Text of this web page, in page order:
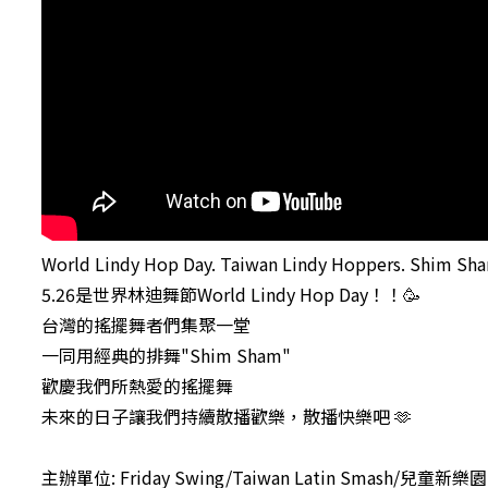
World Lindy Hop Day. Taiwan Lindy Hoppers. Shim
5.26是世界林迪舞節World Lindy Hop Day！！🥳
台灣的搖擺舞者們集聚一堂
一同用經典的排舞"Shim Sham"
歡慶我們所熱愛的搖擺舞
未來的日子讓我們持續散播歡樂，散播快樂吧 🫶
主辦單位: Friday Swing/Taiwan Latin Smash/兒童新樂園